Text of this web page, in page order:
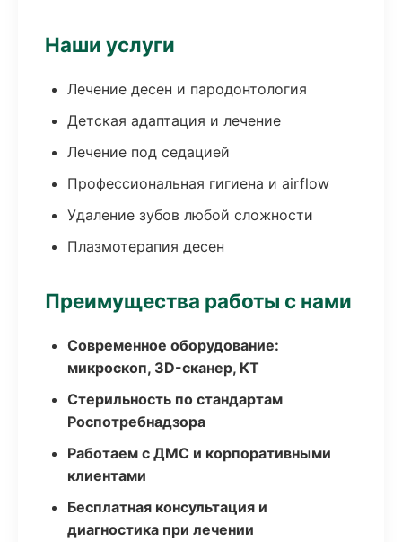
Наши услуги
Лечение десен и пародонтология
Детская адаптация и лечение
Лечение под седацией
Профессиональная гигиена и airflow
Удаление зубов любой сложности
Плазмотерапия десен
Преимущества работы с нами
Современное оборудование:
микроскоп, 3D-сканер, КТ
Стерильность по стандартам
Роспотребнадзора
Работаем с ДМС и корпоративными
клиентами
Бесплатная консультация и
диагностика при лечении